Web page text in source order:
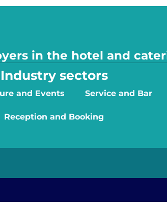
in the hotel and
Industry sectors
and Events Service and Bar
Reception and Booking